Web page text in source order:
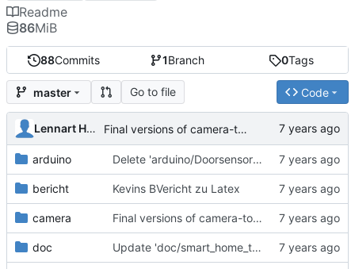
88Commits 1Branch 0Tags
master Go to file Code
Lennart Heimbs Final versions of camera-tools
arduino Delete 'arduino/Doorsensor_Dohle/doorsensor/libraries/MySensors/tests/Arduino/sketches/serial_gw_no_transport_soft_signing_whitelisting_full_debug/serial_gw_no_transport_soft_signing_whitelisting_full_debug.ino'
bericht Kevins BVericht zu Latex
camera Final versions of camera-tools
doc Update 'doc/smart_home_technical_paper'
Readme
86MiB